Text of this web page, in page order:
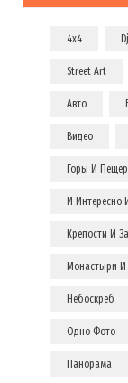
4x4
Street Art
Авто
Видео
Горы И
И Интересно
Крепости И
Монастыри И
Небоскреб
Одно Фото
Панорама